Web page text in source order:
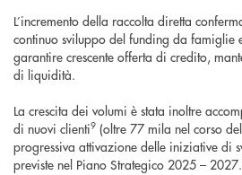
L’incremento della raccolta diretta
continuo sviluppo del funding da famiglie
garantire crescente offerta di credito,
di liquidità.
La crescita dei volumi è stata inoltre
di nuovi clienti9 (oltre 77 mila nel corso
progressiva attivazione delle iniziative di
previste nel Piano Strategico 2025 – 2027.